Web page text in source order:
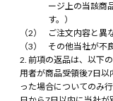
ージ上の当該商
す。）
ご注文内容と異
その他当社が不
前項の返品は、以下
用者が商品受領後7日以
った場合についてのみ